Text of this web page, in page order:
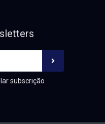
subscrição